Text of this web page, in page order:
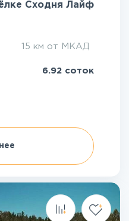
Сходня Лайф
15 км от МКАД
6.92 соток